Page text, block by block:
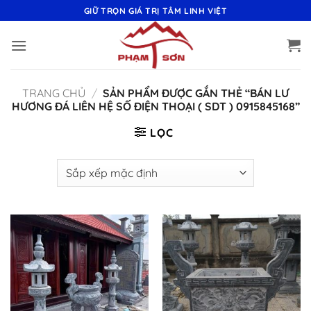
qua
nội
GIỮ TRỌN GIÁ TRỊ TÂM LINH VIỆT
TRANG CHỦ / SẢN PHẨM ĐƯỢC GẮN THẺ “BÁN LƯ
HƯƠNG ĐÁ LIÊN HỆ SỐ ĐIỆN THOẠI ( SDT ) 0915845168”
LỌC